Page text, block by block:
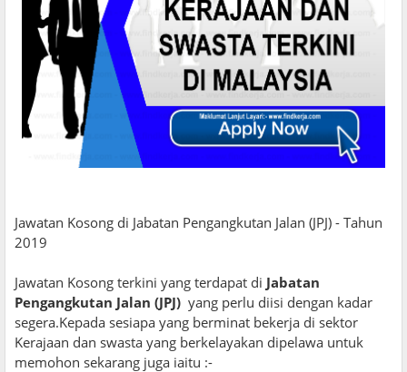
Jawatan Kosong di Jabatan Pengangkutan Jalan (JPJ) - Tahun
2019
Jawatan Kosong terkini yang terdapat di Jabatan
Pengangkutan Jalan (JPJ) yang perlu diisi dengan kadar
segera.Kepada sesiapa yang berminat bekerja di sektor
Kerajaan dan swasta yang berkelayakan dipelawa untuk
memohon sekarang juga iaitu :-